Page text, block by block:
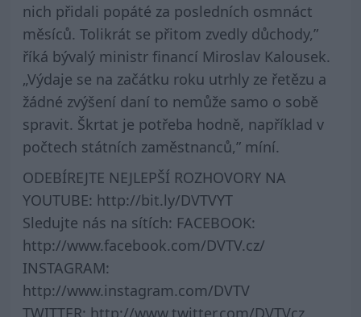
nich přidali popáté za posledních osmnáct
měsíců. Tolikrát se přitom zvedly důchody,”
říká bývalý ministr financí Miroslav Kalousek.
„Výdaje se na začátku roku utrhly ze řetězu a
žádné zvýšení daní to nemůže samo o sobě
spravit. Škrtat je potřeba hodně, například v
počtech státních zaměstnanců,” míní.
ODEBÍREJTE NEJLEPŠÍ ROZHOVORY NA
YOUTUBE: http://bit.ly/DVTVYT
Sledujte nás na sítích: FACEBOOK:
http://www.facebook.com/DVTV.cz/
INSTAGRAM:
http://www.instagram.com/DVTV